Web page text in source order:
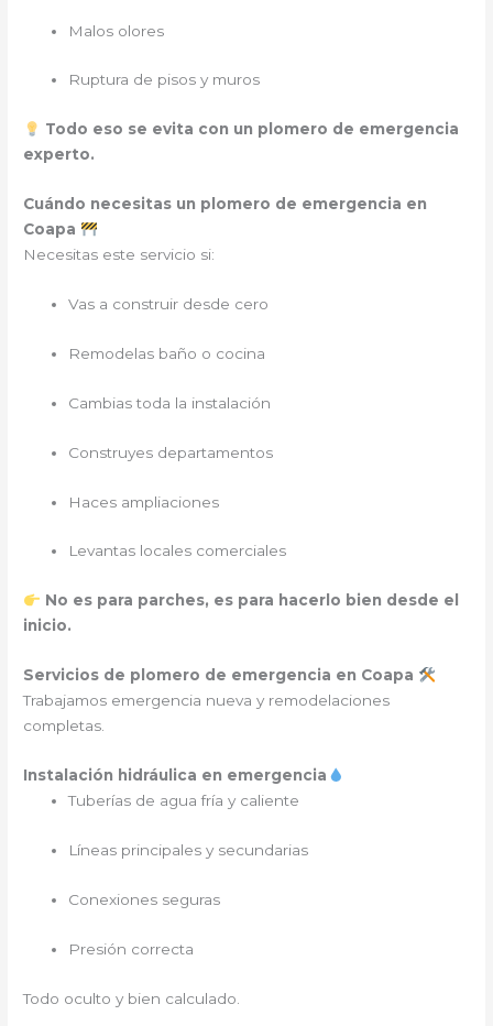
Malos olores
Ruptura de pisos y muros
Todo eso se evita con un plomero de emergencia
experto.
Cuándo necesitas un plomero de emergencia en
Coapa
Necesitas este servicio si:
Vas a construir desde cero
Remodelas baño o cocina
Cambias toda la instalación
Construyes departamentos
Haces ampliaciones
Levantas locales comerciales
No es para parches, es para hacerlo bien desde el
inicio.
Servicios de plomero de emergencia en Coapa
Trabajamos emergencia nueva y remodelaciones
completas.
Instalación hidráulica en emergencia
Tuberías de agua fría y caliente
Líneas principales y secundarias
Conexiones seguras
Presión correcta
Todo oculto y bien calculado.